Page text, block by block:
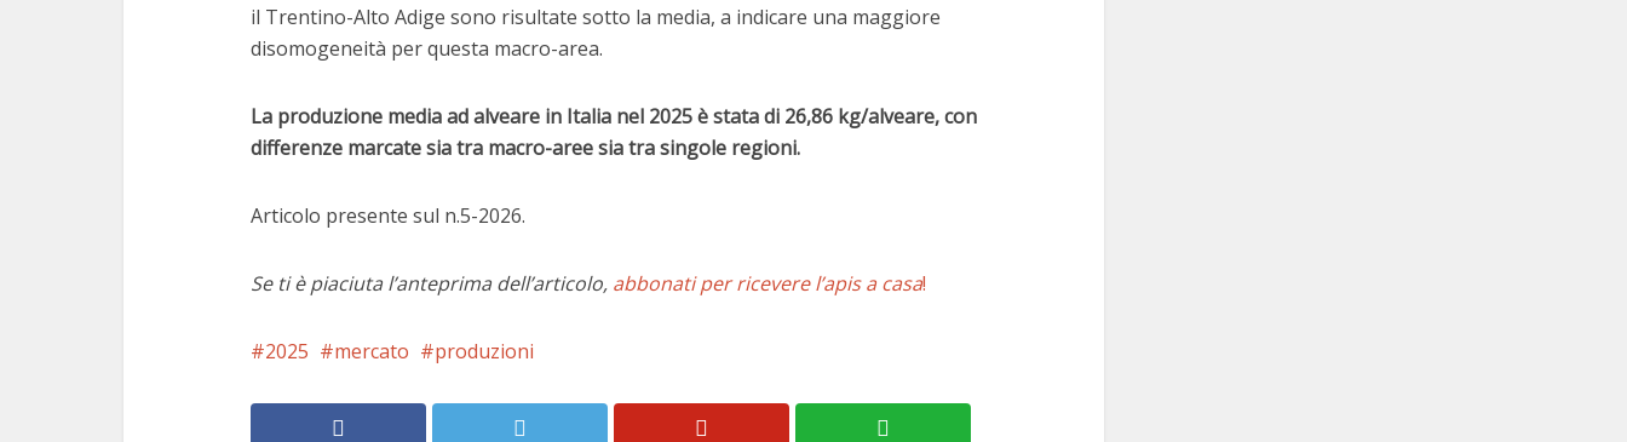
il Trentino-Alto Adige sono risultate sotto la media, a indicare una maggiore
disomogeneità per questa macro-area.
La produzione media ad alveare in Italia nel 2025 è stata di 26,86 kg/alveare, con
differenze marcate sia tra macro-aree sia tra singole regioni.
Articolo presente sul n.5-2026.
Se ti è piaciuta l’anteprima dell’articolo, abbonati per ricevere l’apis a casa!
2025 mercato produzioni